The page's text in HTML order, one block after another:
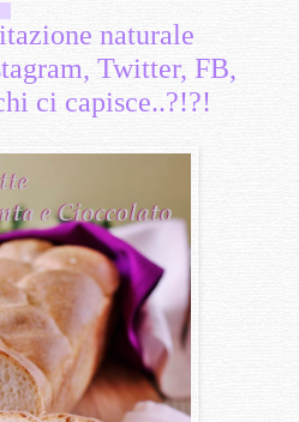
naturale
Twitter, FB,
ci capisce..?!?!